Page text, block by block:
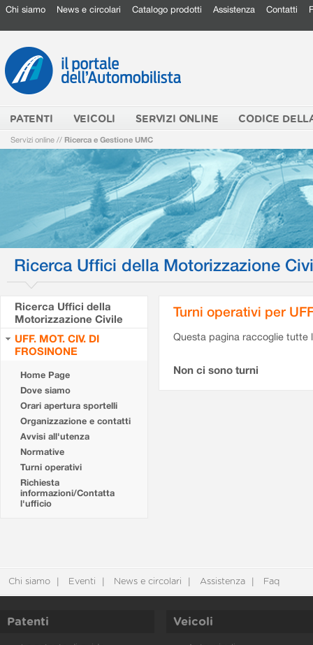
Chi siamo News e circolari Catalogo prodotti Assistenza Contatti
PATENTI VEICOLI SERVIZI ONLINE CODICE
Servizi online // Ricerca e Gestione UMC
Ricerca Uffici della Motorizzazione
Ricerca Uffici della
Motorizzazione Civile
UFF. MOT. CIV. DI
FROSINONE
Home Page
Dove siamo
Orari apertura sportelli
Organizzazione e contatti
Avvisi all'utenza
Normative
Turni operativi
Richiesta
informazioni/Contatta
l'ufficio
Turni operativi per
Questa pagina raccoglie tutte
Non ci sono turni
Chi siamo Eventi News e circolari Assistenza Faq
Patenti Veicoli